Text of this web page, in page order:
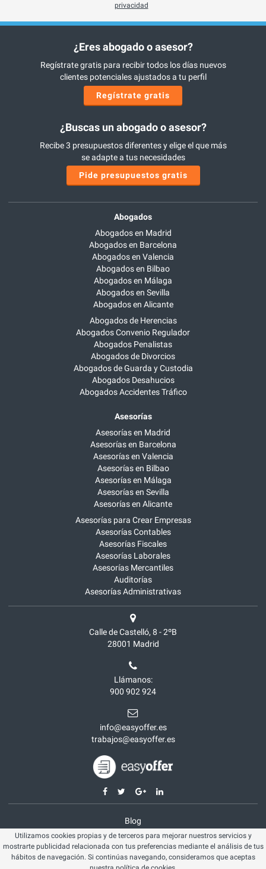
privacidad
¿Eres abogado o asesor?
Regístrate gratis para recibir todos los días nuevos
clientes potenciales ajustados a tu perfil
Regístrate gratis
¿Buscas un abogado o asesor?
Recibe 3 presupuestos diferentes y elige el que más
se adapte a tus necesidades
Pide presupuestos gratis
Abogados
Abogados en Madrid
Abogados en Barcelona
Abogados en Valencia
Abogados en Bilbao
Abogados en Málaga
Abogados en Sevilla
Abogados en Alicante
Abogados de Herencias
Abogados Convenio Regulador
Abogados Penalistas
Abogados de Divorcios
Abogados de Guarda y Custodia
Abogados Desahucios
Abogados Accidentes Tráfico
Asesorías
Asesorías en Madrid
Asesorías en Barcelona
Asesorías en Valencia
Asesorías en Bilbao
Asesorías en Málaga
Asesorías en Sevilla
Asesorías en Alicante
Asesorías para Crear Empresas
Asesorías Contables
Asesorías Fiscales
Asesorías Laborales
Asesorías Mercantiles
Auditorías
Asesorías Administrativas
Calle de Castelló, 8 - 2ºB
28001 Madrid
Llámanos:
900 902 924
info@easyoffer.es
trabajos@easyoffer.es
Blog
Opiniones
Aviso legal
Utilizamos cookies propias y de terceros para mejorar nuestros servicios y
mostrarte publicidad relacionada con tus preferencias mediante el análisis de tus
hábitos de navegación. Si continúas navegando, consideramos que aceptas